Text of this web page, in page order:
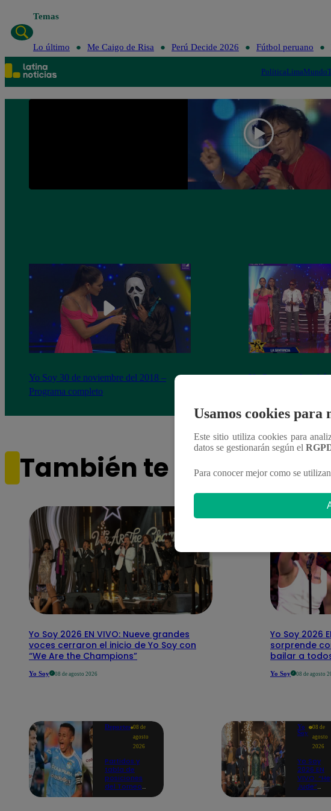
Temas
Lo último Me Caigo de Risa Perú Decide 2026 Fútbol peruano
PolíticaLimaMundo
Yo Soy 30 de noviembre del 2018 –
Programa completo
Yo Soy: este fue el
También te puede
Yo Soy 2026 EN VIVO: Nueve grandes
voces cerraron el inicio de Yo Soy con
“We Are the Champions”
Yo Soy 08 de agosto 2026
Yo Soy 2026
sorprende
bailar a todos
Yo Soy 08 de agosto
Deportes 08 de
agosto
2026
Partidos y
tabla de
posiciones
del Torneo
Yo
Soy
08 de
agosto
2026
Yo Soy
2026 EN
VIVO:
Jude”
Usamos cookies
Este sitio utiliza cookies para
datos se gestionarán según el
Para conocer mejor como se